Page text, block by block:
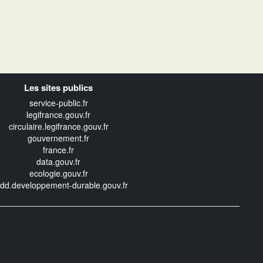
Les sites publics
service-public.fr
legifrance.gouv.fr
circulaire.legifrance.gouv.fr
gouvernement.fr
france.fr
data.gouv.fr
ecologie.gouv.fr
durable.gouv.fr